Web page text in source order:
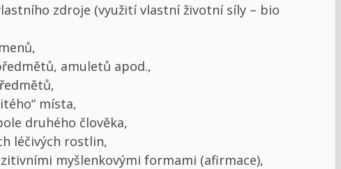
zdroje (využití vlastní životní síly – bio
amuletů apod.,
místa,
druhého člověka,
léčivých rostlin,
myšlenkovými formami (afirmace),